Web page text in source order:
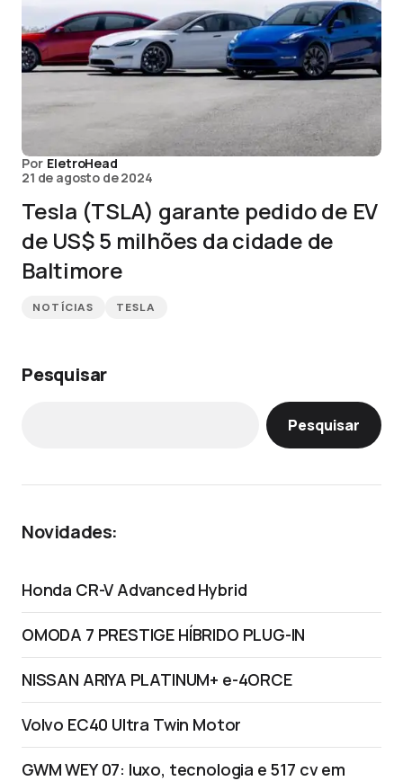
Por EletroHead
21 de agosto de 2024
Tesla (TSLA) garante pedido de EV
de US$ 5 milhões da cidade de
Baltimore
NOTÍCIAS TESLA
Pesquisar
Pesquisar
Novidades:
Honda CR-V Advanced Hybrid
OMODA 7 PRESTIGE HÍBRIDO PLUG-IN
NISSAN ARIYA PLATINUM+ e-4ORCE
Volvo EC40 Ultra Twin Motor
GWM WEY 07: luxo, tecnologia e 517 cv em